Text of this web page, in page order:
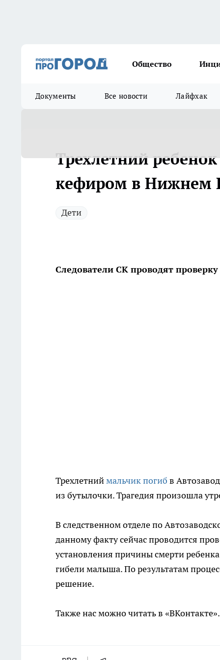
Общество
Документы Все новости Лайфхак
Трехлетний
кефиром в Нижнем
Дети
Следователи СК проводят проверку
Трехлетниймальчик погиб в
из бутылочки. Трагедия произошла
В следственном отделе по
данному факту сейчас проводится
установления причины смерти
гибели малыша. По результатам
решение.
Также нас можно читать в